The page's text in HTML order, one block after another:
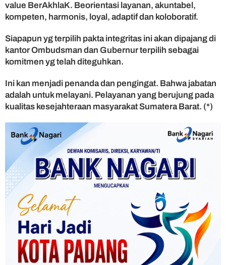
value BerAkhlaK. Beorientasi layanan, akuntabel,
kompeten, harmonis, loyal, adaptif dan koloboratif.
Siapapun yg terpilih pakta integritas ini akan dipajang di
kantor Ombudsman dan Gubernur terpilih sebagai
komitmen yg telah diteguhkan.
Ini kan menjadi penanda dan pengingat. Bahwa jabatan
adalah untuk melayani. Pelayanan yang berujung pada
kualitas kesejahteraan masyarakat Sumatera Barat. (*)